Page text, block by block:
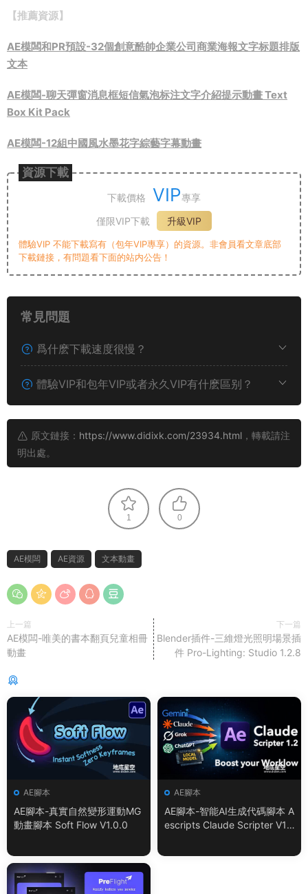
【推薦資源】
AE模闆和PR預設-32個創意酷帥企業公司商業海報文字标題排版
文本
AE模闆-聊天彈窗消息框短信氣泡标注文字介紹提示動畫 Text
Box Kit Pack
AE模闆-12組中國風水墨花字綜藝字幕動畫
資源下載
下載價格 VIP專享
僅限VIP下載
升級VIP
體驗VIP 不能下載寫有（包年VIP專享）的資源。非會員看文章底部
下載鏈接，有問題看下面的站内公告！
常見問題
爲什麽下載速度很慢？
體驗VIP和包年VIP或者永久VIP有什麽區别？
原文鏈接： https://www.didixk.com/23934.html ，轉載請注
明出處。
1 0
AE模闆 AE資源 文本動畫
上一篇
AE模闆-唯美的書本翻頁兒童相冊
動畫
下一篇
Blender插件-三維燈光照明場景插
件 Pro-Lighting: Studio 1.2.8
AE腳本
AE腳本-真實自然變形運動MG
動畫腳本 Soft Flow V1.0.0
AE腳本
AE腳本-智能AI生成代碼腳本 A
escripts Claude Scripter V1.